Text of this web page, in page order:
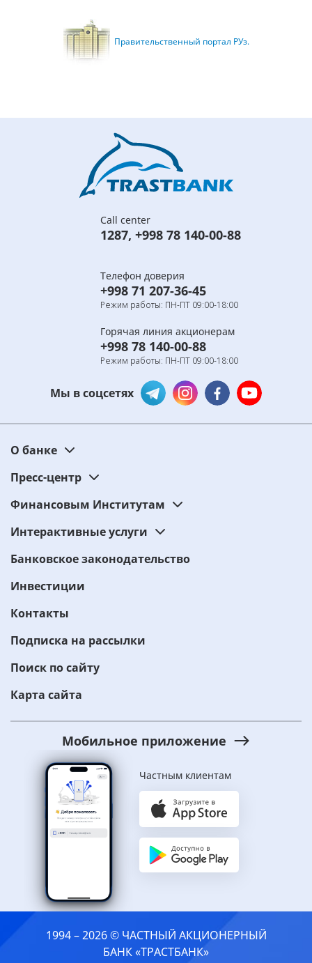
Правительственный портал РУз.
Call center
1287, +998 78 140-00-88
Телефон доверия
+998 71 207-36-45
Режим работы: ПН-ПТ 09:00-18:00
Горячая линия акционерам
+998 78 140-00-88
Режим работы: ПН-ПТ 09:00-18:00
Мы в соцсетях
О банке
Пресс-центр
Финансовым Институтам
Интерактивные услуги
Банковское законодательство
Инвестиции
Контакты
Подписка на рассылки
Поиск по сайту
Карта сайта
Мобильное приложение
Частным клиентам
1994 – 2026 © ЧАСТНЫЙ АКЦИОНЕРНЫЙ
БАНК «ТРАСТБАНК»